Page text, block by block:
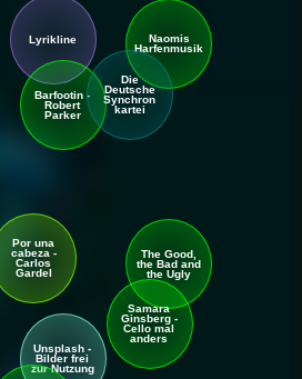
Lyrikline
Naomis
Harfenmusik
Barfootin -
Robert
Parker
Die
Deutsche
Synchron
kartei
Por una
cabeza -
Carlos
Gardel
The Good,
the Bad and
the Ugly
Unsplash -
Bilder frei
zur Nutzung
Samara
Ginsberg -
Cello mal
anders